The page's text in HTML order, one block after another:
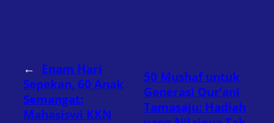
← Enam Hari
Sepekan, 60 Anak
Semangat:
Mahasiswi KKN
50 Mushaf untuk
Generasi Qur’ani
Tamasaju: Hadiah